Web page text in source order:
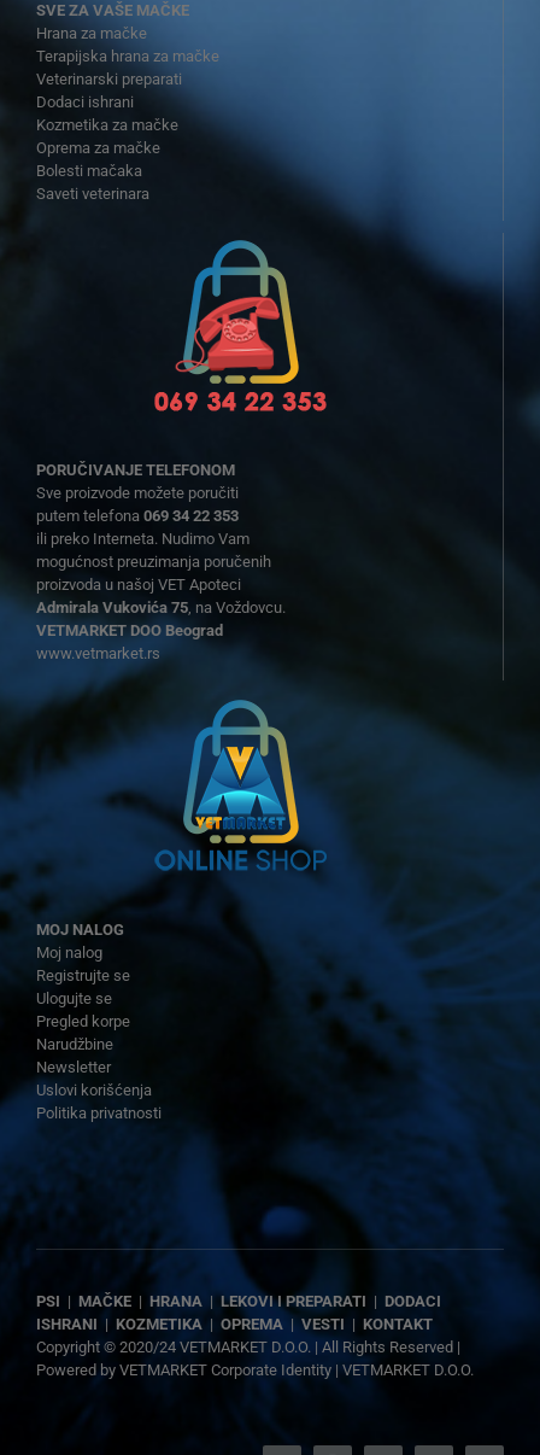
SVE ZA VAŠE MAČKE
Hrana za mačke
Terapijska hrana za mačke
Veterinarski preparati
Dodaci ishrani
Kozmetika za mačke
Oprema za mačke
Bolesti mačaka
Saveti veterinara
PORUČIVANJE TELEFONOM
Sve proizvode možete poručiti
putem telefona 069 34 22 353
ili preko Interneta. Nudimo Vam
mogućnost preuzimanja poručenih
proizvoda u našoj VET Apoteci
Admirala Vukovića 75, na Voždovcu.
VETMARKET DOO Beograd
www.vetmarket.rs
MOJ NALOG
Moj nalog
Registrujte se
Ulogujte se
Pregled korpe
Narudžbine
Newsletter
Uslovi korišćenja
Politika privatnosti
PSI | MAČKE| HRANA| LEKOVI I PREPARATI | DODACI
ISHRANI | KOZMETIKA| OPREMA| VESTI | KONTAKT
Copyright © 2020/24 VETMARKET D.O.O. | All Rights Reserved |
Powered by VETMARKET Corporate Identity| VETMARKET D.O.O.